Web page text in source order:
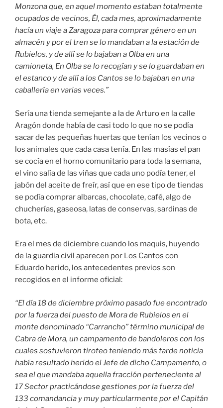
Monzona que, en aquel momento estaban totalmente
ocupados de vecinos, Él, cada mes, aproximadamente
hacía un viaje a Zaragoza para comprar género en un
almacén y por el tren se lo mandaban a la estación de
Rubielos, y de allí se lo bajaban a Olba en una
camioneta, En Olba se lo recogían y se lo guardaban en
el estanco y de allí a los Cantos se lo bajaban en una
caballería en varias veces.”
Sería una tienda semejante a la de Arturo en la calle
Aragón donde había de casi todo lo que no se podía
sacar de las pequeñas huertas que tenían los vecinos o
los animales que cada casa tenía. En las masías el pan
se cocía en el horno comunitario para toda la semana,
el vino salía de las viñas que cada uno podía tener, el
jabón del aceite de freír, así que en ese tipo de tiendas
se podía comprar albarcas, chocolate, café, algo de
chucherías, gaseosa, latas de conservas, sardinas de
bota, etc.
Era el mes de diciembre cuando los maquis, huyendo
de la guardia civil aparecen por Los Cantos con
Eduardo herido, los antecedentes previos son
recogidos en el informe oficial:
“El día 18 de diciembre próximo pasado fue encontrado
por la fuerza del puesto de Mora de Rubielos en el
monte denominado “Carrancho” término municipal de
Cabra de Mora, un campamento de bandoleros con los
cuales sostuvieron tiroteo teniendo más tarde noticia
había resultado herido el Jefe de dicho Campamento, o
sea el que mandaba aquella fracción perteneciente al
17 Sector practicándose gestiones por la fuerza del
133 comandancia y muy particularmente por el Capitán